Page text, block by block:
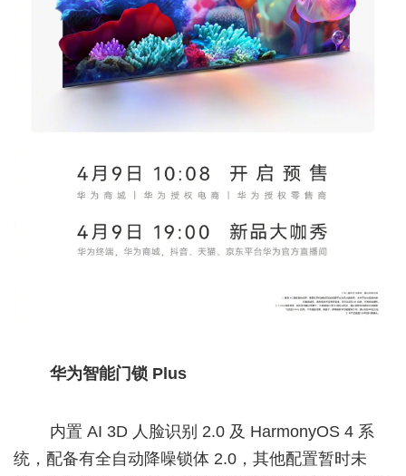
华为智能门锁 Plus
内置 AI 3D 人脸识别 2.0 及 HarmonyOS 4 系
统，配备有全自动降噪锁体 2.0，其他配置暂时未